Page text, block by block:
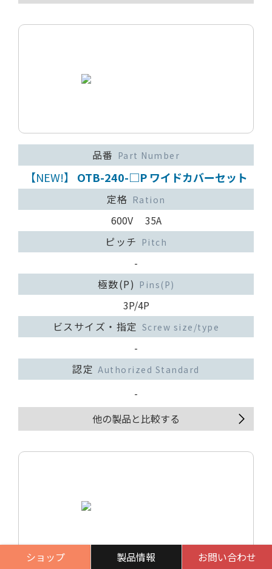
品番 Part Number
【NEW!】 OTB-240-□P ワイドカバーセット
定格 Ration
600V 35A
ピッチ Pitch
-
極数(P) Pins(P)
3P/4P
ビスサイズ・指定 Screw size/type
-
認定 Authorized Standard
-
他の製品と比較する
ショップ 製品情報 お問い合わせ